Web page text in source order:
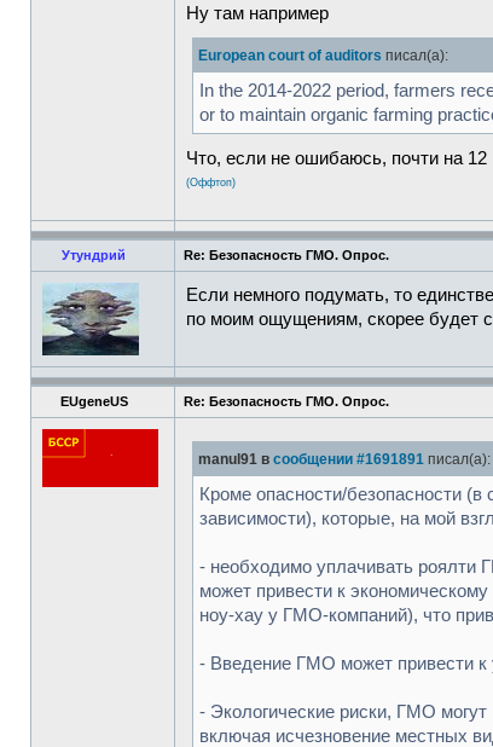
Ну там например
European court of auditors писал(а):
In the 2014-2022 period, farmers
or to maintain organic farming
Что, если не ошибаюсь, почти на
(Оффтоп)
Утундрий Re: Безопасность ГМО. Опрос.
Если немного подумать, то
по моим ощущениям, скорее будет
EUgeneUS Re: Безопасность ГМО. Опрос.
manul91 в сообщении #1691891 писал(а):
Кроме опасности/безопасности
зависимости), которые, на мой
- необходимо уплачивать
может привести к
ноу-хау у ГМО-компаний), что
- Введение ГМО может привести к
- Экологические риски, ГМО
включая исчезновение местных